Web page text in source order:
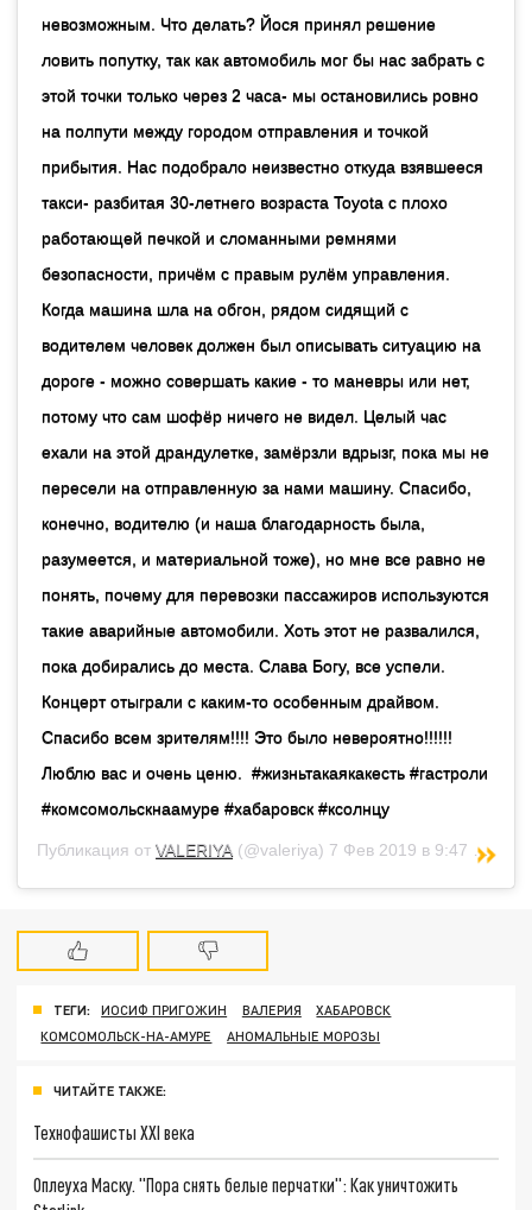
невозможным. Что делать? Йося принял решение
ловить попутку, так как автомобиль мог бы нас забрать с
этой точки только через 2 часа- мы остановились ровно
на полпути между городом отправления и точкой
прибытия. Нас подобрало неизвестно откуда взявшееся
такси- разбитая 30-летнего возраста Toyota с плохо
работающей печкой и сломанными ремнями
безопасности, причём с правым рулём управления.
Когда машина шла на обгон, рядом сидящий с
водителем человек должен был описывать ситуацию на
дороге - можно совершать какие - то маневры или нет,
потому что сам шофёр ничего не видел. Целый час
ехали на этой драндулетке, замёрзли вдрызг, пока мы не
пересели на отправленную за нами машину. Спасибо,
конечно, водителю (и наша благодарность была,
разумеется, и материальной тоже), но мне все равно не
понять, почему для перевозки пассажиров используются
такие аварийные автомобили. Хоть этот не развалился,
пока добирались до места. Слава Богу, все успели.
Концерт отыграли с каким-то особенным драйвом.
Спасибо всем зрителям!!!! Это было невероятно!!!!!!
Люблю вас и очень ценю. ️️️ #жизньтакаякакесть #гастроли
#комсомольскнаамуре #хабаровск #ксолнцу
Публикация отVALERIYA (@valeriya) 7 Фев 2019 в 9:47 PST
ТЕГИ: ИОСИФ ПРИГОЖИН ВАЛЕРИЯ
ХАБАРОВСК
КОМСОМОЛЬСК-НА-АМУРЕ
АНОМАЛЬНЫЕ МОРОЗЫ
ЧИТАЙТЕ ТАКЖЕ:
Технофашисты XXI века
Оплеуха Маску. "Пора снять белые перчатки": Как уничтожить